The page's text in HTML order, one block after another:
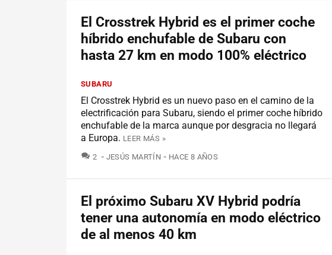
El Crosstrek Hybrid es el primer coche
híbrido enchufable de Subaru con
hasta 27 km en modo 100% eléctrico
SUBARU
El Crosstrek Hybrid es un nuevo paso en el camino de la
electrificación para Subaru, siendo el primer coche híbrido
enchufable de la marca aunque por desgracia no llegará
a Europa. LEER MÁS »
2 COMENTARIOS
JESÚS MARTÍN HACE 8 AÑOS
El próximo Subaru XV Hybrid podría
tener una autonomía en modo eléctrico
de al menos 40 km